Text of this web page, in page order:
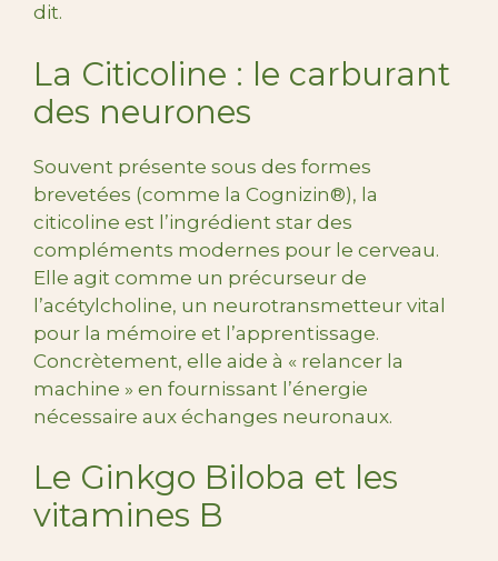
dit.
La Citicoline : le carburant
des neurones
Souvent présente sous des formes
brevetées (comme la Cognizin®), la
citicoline est l’ingrédient star des
compléments modernes pour le cerveau.
Elle agit comme un précurseur de
l’acétylcholine, un neurotransmetteur vital
pour la mémoire et l’apprentissage.
Concrètement, elle aide à « relancer la
machine » en fournissant l’énergie
nécessaire aux échanges neuronaux.
Le Ginkgo Biloba et les
vitamines B